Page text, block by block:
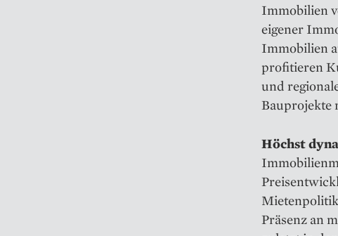
Immobilien
eigener
Immobilien
profitieren
und
Bauprojekte
Höchst
Präsenz an